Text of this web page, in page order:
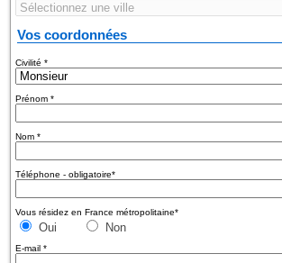
Vos coordonnées
Civilité*
Prénom*
Nom*
Téléphone - obligatoire*
Vous résidez en France métropolitaine*
Oui Non
E-mail*